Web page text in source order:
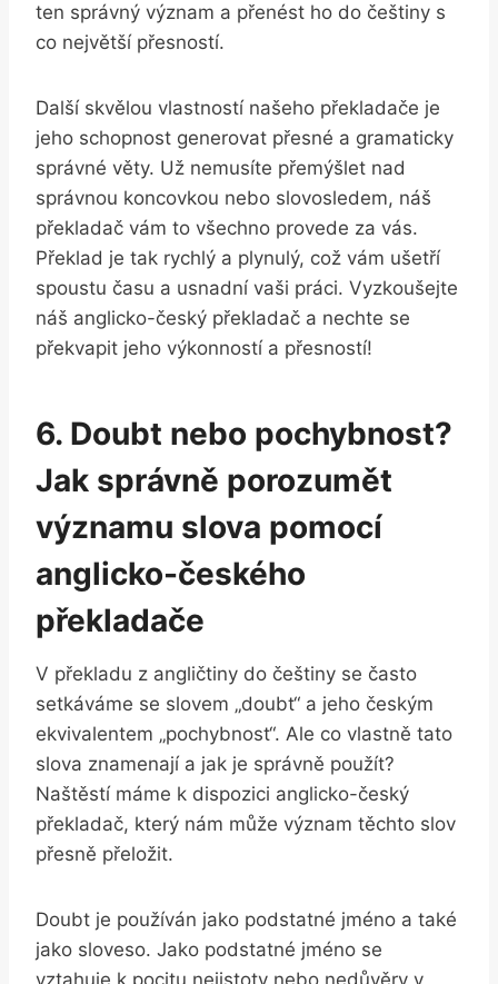
ten správný význam a přenést ho do češtiny s
co největší přesností.
Další skvělou vlastností našeho překladače je
jeho schopnost generovat přesné a gramaticky
správné věty. Už nemusíte přemýšlet nad
správnou koncovkou nebo slovosledem, náš
překladač vám to všechno provede za vás.
Překlad je tak rychlý a plynulý, což vám ušetří
spoustu času a usnadní vaši práci. Vyzkoušejte
náš anglicko-český překladač a nechte se
překvapit jeho výkonností a přesností!
6. Doubt nebo pochybnost?
Jak správně porozumět
významu slova pomocí
anglicko-českého
překladače
V překladu z angličtiny do češtiny se často
setkáváme se slovem „doubt“ a jeho českým
ekvivalentem „pochybnost“. Ale co vlastně tato
slova znamenají a jak je správně použít?
Naštěstí máme k dispozici anglicko-český
překladač, který nám může význam těchto slov
přesně přeložit.
Doubt je používán jako podstatné jméno a také
jako sloveso. Jako podstatné jméno se